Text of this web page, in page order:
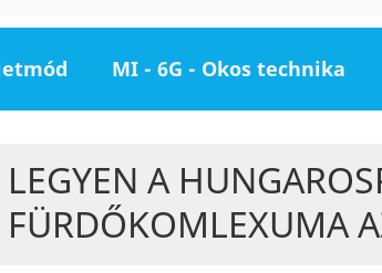
MI - 6G - Okos technika
LEGYEN A
FÜRDŐKOMLEXUMA